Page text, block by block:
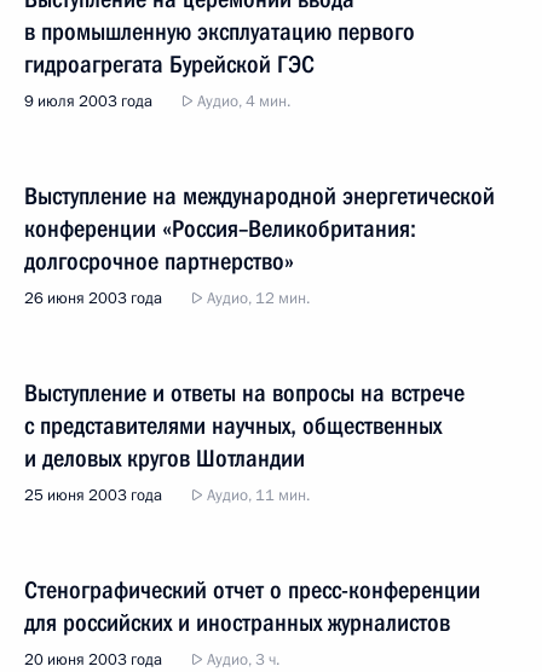
в промышленную эксплуатацию первого
гидроагрегата Бурейской ГЭС
9 июля 2003 года Аудио, 4 мин.
Выступление на международной энергетической
конференции «Россия–Великобритания:
долгосрочное партнерство»
26 июня 2003 года Аудио, 12 мин.
Выступление и ответы на вопросы на встрече
с представителями научных, общественных
и деловых кругов Шотландии
25 июня 2003 года Аудио, 11 мин.
Стенографический отчет о пресс-конференции
для российских и иностранных журналистов
20 июня 2003 года Аудио, 3 ч.